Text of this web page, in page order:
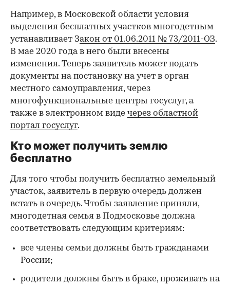
Например, в Московской области условия
выделения бесплатных участков многодетным
устанавливает Закон от 01.06.2011 № 73/2011-ОЗ.
В мае 2020 года в него были внесены
изменения. Теперь заявитель может подать
документы на постановку на учет в орган
местного самоуправления, через
многофункциональные центры госуслуг, а
также в электронном виде через областной
портал госуслуг.
Кто может получить землю
бесплатно
Для того чтобы получить бесплатно земельный
участок, заявитель в первую очередь должен
встать в очередь. Чтобы заявление приняли,
многодетная семья в Подмосковье должна
соответствовать следующим критериям:
все члены семьи должны быть гражданами
России;
родители должны быть в браке, проживать на